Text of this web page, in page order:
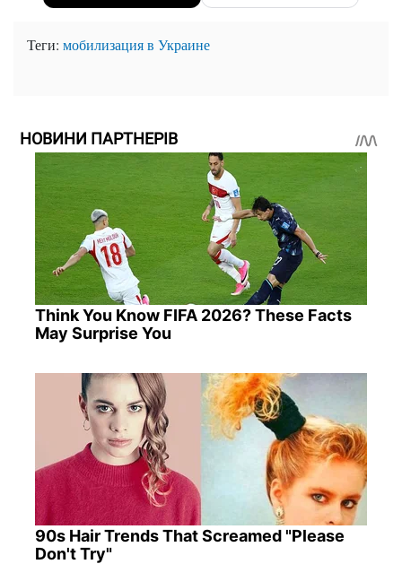
Теги: мобилизация в Украине
НОВИНИ ПАРТНЕРІВ
Think You Know FIFA 2026? These Facts
May Surprise You
90s Hair Trends That Screamed "Please
Don't Try"